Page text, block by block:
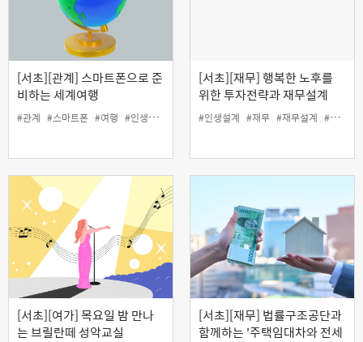
[서초][관계] 스마트폰으로 준
비하는 세계여행
#관계 #스마트폰 #여행 #인생설계
[서초][재무] 행복한 노후를
위한 투자전략과 재무설계
#인생설계 #재무 #재무설계 #투자
[서초][여가] 목요일 밤 만나
는 브릴란떼 성악교실
[서초][재무] 법률구조공단과
함께하는 '주택임대차와 전세